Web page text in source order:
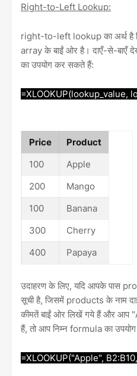
Right-to-Left Lookup:
right-to-left lookup का अर्थ
array के बाईं ओर है। दाएँ-से-बाएँ
का उपयोग कर सकते हैं:
=XLOOKUP(lookup_value,
Price
Product
100
Apple
200
Mango
100
Banana
300
Cherry
400
Papaya
उदाहरण के लिए, यदि आपके पास
सूची है, जिसमें products के नाम
कीमतें बाईं ओर लिखें गये हैं और आप
हैं, तो आप निम्न formula का
=XLOOKUP("Apple",